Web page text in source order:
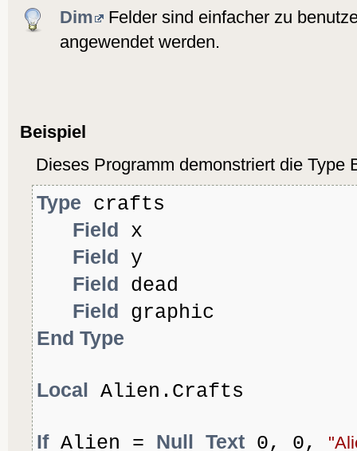
Dim
Felder sind einfacher zu
angewendet werden.
Beispiel
Dieses Programm demonstriert die Type
Type crafts
Field x
Field y
Field dead
Field graphic
End Type
Local Alien.Crafts
IfAlien = Null Text 0, 0,